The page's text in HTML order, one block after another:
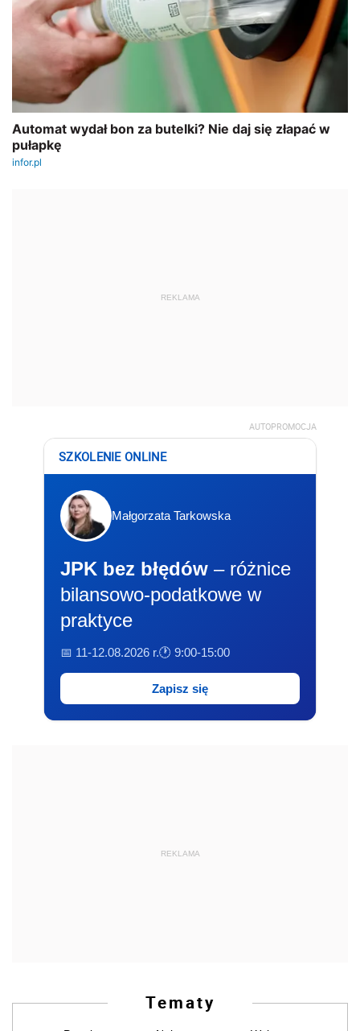
REKLAMA
AUTOPROMOCJA
SZKOLENIE ONLINE
Małgorzata Tarkowska
JPK bez błędów – różnice
bilansowo-podatkowe w
praktyce
📅 11-12.08.2026 r.🕐 9:00-15:00
Zapisz się
REKLAMA
Tematy